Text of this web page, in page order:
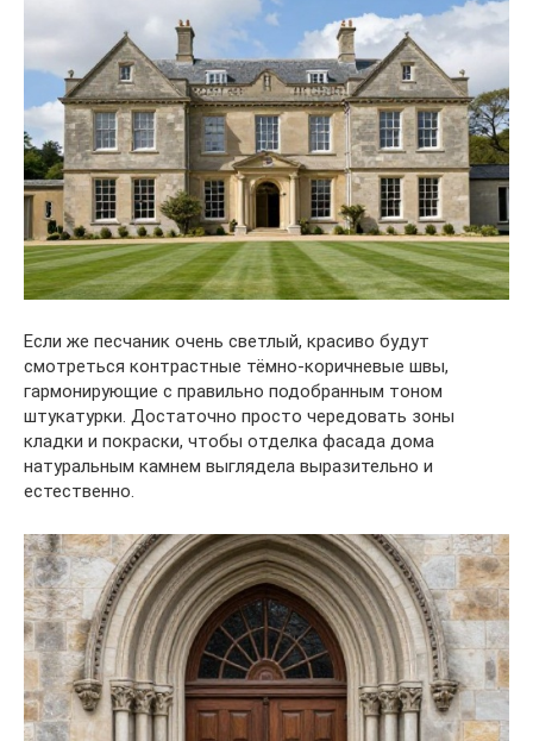
Если же песчаник очень светлый, красиво будут
смотреться контрастные тёмно-коричневые швы,
гармонирующие с правильно подобранным тоном
штукатурки. Достаточно просто чередовать зоны
кладки и покраски, чтобы отделка фасада дома
натуральным камнем выглядела выразительно и
естественно.